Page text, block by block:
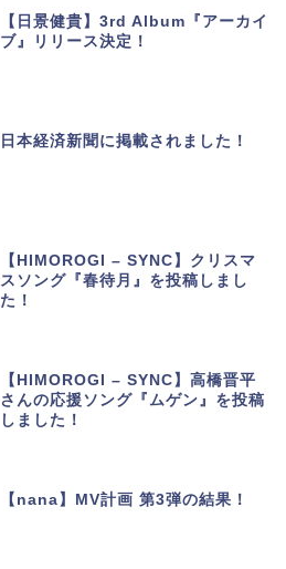
【日景健貴】3rd Album『アーカイ
ブ』リリース決定！
日本経済新聞に掲載されました！
【HIMOROGI – SYNC】クリスマ
スソング『春待月』を投稿しまし
た！
【HIMOROGI – SYNC】高橋晋平
さんの応援ソング『ムゲン』を投稿
しました！
【nana】MV計画 第3弾の結果！